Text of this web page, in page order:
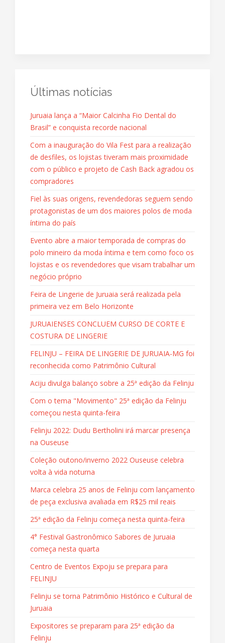
Últimas notícias
Juruaia lança a “Maior Calcinha Fio Dental do
Brasil” e conquista recorde nacional
Com a inauguração do Vila Fest para a realização
de desfiles, os lojistas tiveram mais proximidade
com o público e projeto de Cash Back agradou os
compradores
Fiel às suas origens, revendedoras seguem sendo
protagonistas de um dos maiores polos de moda
íntima do país
Evento abre a maior temporada de compras do
polo mineiro da moda íntima e tem como foco os
lojistas e os revendedores que visam trabalhar um
negócio próprio
Feira de Lingerie de Juruaia será realizada pela
primeira vez em Belo Horizonte
JURUAIENSES CONCLUEM CURSO DE CORTE E
COSTURA DE LINGERIE
FELINJU – FEIRA DE LINGERIE DE JURUAIA-MG foi
reconhecida como Patrimônio Cultural
Aciju divulga balanço sobre a 25ª edição da Felinju
Com o tema "Movimento" 25ª edição da Felinju
começou nesta quinta-feira
Felinju 2022: Dudu Bertholini irá marcar presença
na Ouseuse
Coleção outono/inverno 2022 Ouseuse celebra
volta à vida noturna
Marca celebra 25 anos de Felinju com lançamento
de peça exclusiva avaliada em R$25 mil reais
25ª edição da Felinju começa nesta quinta-feira
4° Festival Gastronômico Sabores de Juruaia
começa nesta quarta
Centro de Eventos Expoju se prepara para
FELINJU
Felinju se torna Patrimônio Histórico e Cultural de
Juruaia
Expositores se preparam para 25ª edição da
Felinju